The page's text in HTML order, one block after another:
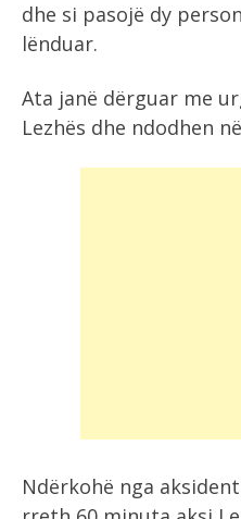
dhe si pasojë dy
lënduar.
Ata janë dërguar me
Lezhës dhe ndodhen
Ndërkohë nga